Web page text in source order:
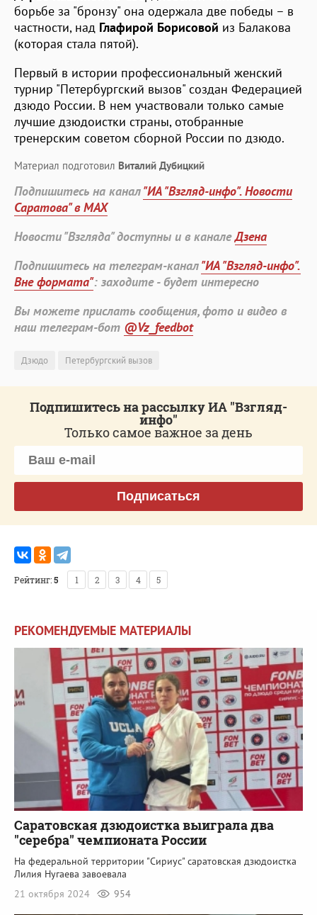
борьбе за "бронзу" она одержала две победы – в
частности, над Глафирой Борисовой из Балакова
(которая стала пятой).
Первый в истории профессиональный женский
турнир "Петербургский вызов" создан Федерацией
дзюдо России. В нем участвовали только самые
лучшие дзюдоистки страны, отобранные
тренерским советом сборной России по дзюдо.
Материал подготовил Виталий Дубицкий
Подпишитесь на канал"ИА "Взгляд-инфо". Новости
Саратова" в MAX
Новости "Взгляда" доступны и в каналеДзена
Подпишитесь на телеграм-канал"ИА "Взгляд-инфо".
Вне формата": заходите - будет интересно
Вы можете прислать сообщения, фото и видео в
наш телеграм-бот @Vz_feedbot
Дзюдо Петербургский вызов
Подпишитесь на рассылку ИА "Взгляд-
инфо"
Только самое важное за день
Подписаться
Рейтинг:5 1 2 3 4 5
РЕКОМЕНДУЕМЫЕ МАТЕРИАЛЫ
Саратовская дзюдоистка выиграла два
"серебра" чемпионата России
На федеральной территории "Сириус" саратовская дзюдоистка
Лилия Нугаева завоевала
21 октября 2024
954